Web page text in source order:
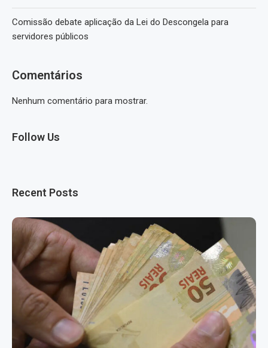
Comissão debate aplicação da Lei do Descongela para
servidores públicos
Comentários
Nenhum comentário para mostrar.
Follow Us
Recent Posts